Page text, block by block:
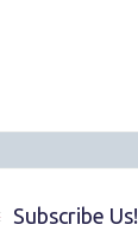
Subscribe Us!